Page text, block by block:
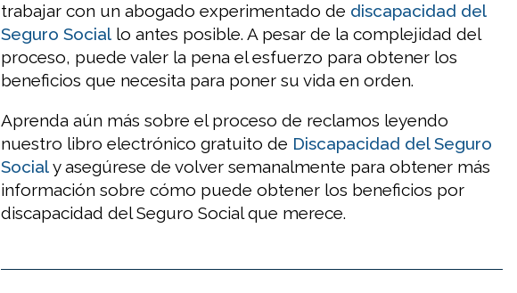
trabajar con un abogado experimentado de discapacidad del
Seguro Social lo antes posible. A pesar de la complejidad del
proceso, puede valer la pena el esfuerzo para obtener los
beneficios que necesita para poner su vida en orden.
Aprenda aún más sobre el proceso de reclamos leyendo
nuestro libro electrónico gratuito de Discapacidad del Seguro
Socialy asegúrese de volver semanalmente para obtener más
información sobre cómo puede obtener los beneficios por
discapacidad del Seguro Social que merece.